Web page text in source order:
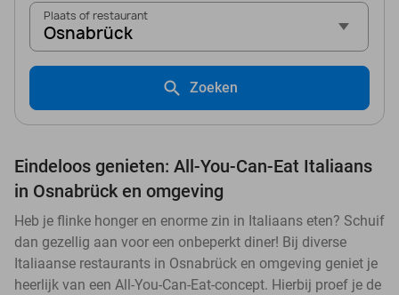
Plaats of restaurant
Osnabrück
Zoeken
Eindeloos genieten: All-You-Can-Eat Italiaans
in Osnabrück en omgeving
Heb je flinke honger en enorme zin in Italiaans eten? Schuif
dan gezellig aan voor een onbeperkt diner! Bij diverse
Italiaanse restaurants in Osnabrück en omgeving geniet je
heerlijk van een All-You-Can-Eat-concept. Hierbij proef je de